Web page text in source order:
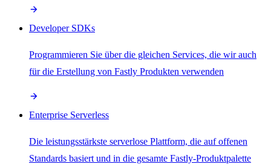
Developer SDKs
Programmieren Sie über die gleichen Services, die wir auch
für die Erstellung von Fastly Produkten verwenden
Enterprise Serverless
Die leistungsstärkste serverlose Plattform, die auf offenen
Standards basiert und in die gesamte Fastly-Produktpalette